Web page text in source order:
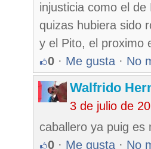
injusticia como el
quizas hubiera sido
y el Pito, el proximo
0 · Me gusta · No
Walfrido
3 de julio de
caballero ya puig es
0 · Me gusta · No